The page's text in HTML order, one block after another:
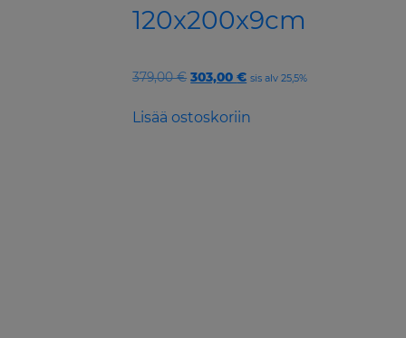
120x200x9cm
379,00€ Original
was:
303,00€Current
is:
sis alv 25,5%
Lisää ostoskoriin